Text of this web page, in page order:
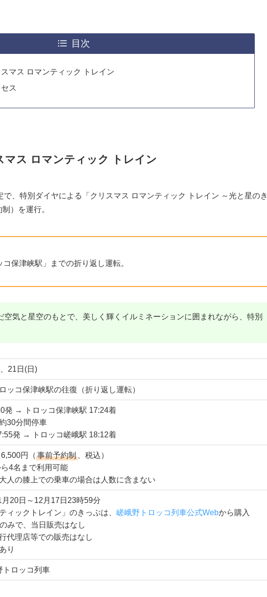
目次
マス ロマンティック トレイン
ス
マス ロマンティック トレイン
、特別ダイヤによる「クリスマス ロマンティック トレイン ～光と星のき
）を運行。
保津峡駅」までの折り返し運転。
空気と星空のもとで、美しく輝くイルミネーションに囲まれながら、特別
21日(日)
ッコ保津峡駅の往復（折り返し運転）
発 → トロッコ保津峡駅 17:24着
30分間停車
発 → トロッコ嵯峨駅 18:12着
円（ 事前予約制
、税込）
4名まで利用可能
人の膝上での乗車の場合は人数に含まない
20日～12月17日23時59分
ィックトレイン」のきっぷは、 嵯峨野トロッコ列車公式Webから購入
みで、当日販売はなし
代理店等での販売はなし
り
トロッコ列車